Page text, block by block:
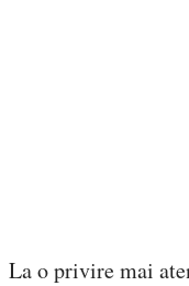
La o privire mai